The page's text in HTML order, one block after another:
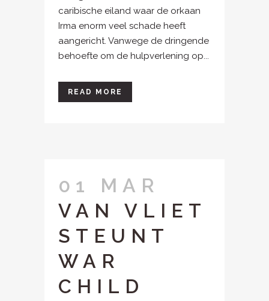
caribische eiland waar de orkaan
Irma enorm veel schade heeft
aangericht. Vanwege de dringende
behoefte om de hulpverlening op...
READ MORE
01 MAR
VAN VLIET
STEUNT
WAR
CHILD